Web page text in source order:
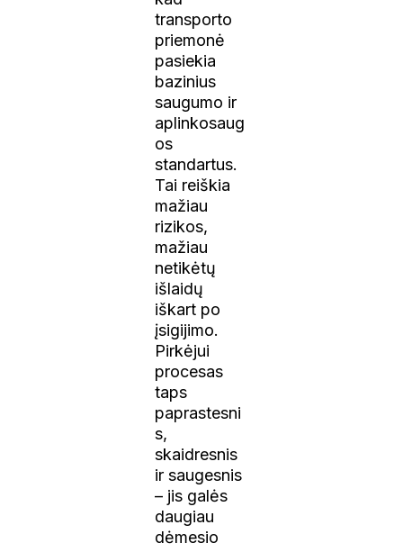
transporto
priemonė
pasiekia
bazinius
saugumo ir
aplinkosaug
os
standartus.
Tai reiškia
mažiau
rizikos,
mažiau
netikėtų
išlaidų
iškart po
įsigijimo.
Pirkėjui
procesas
taps
paprastesni
s,
skaidresnis
ir saugesnis
– jis galės
daugiau
dėmesio